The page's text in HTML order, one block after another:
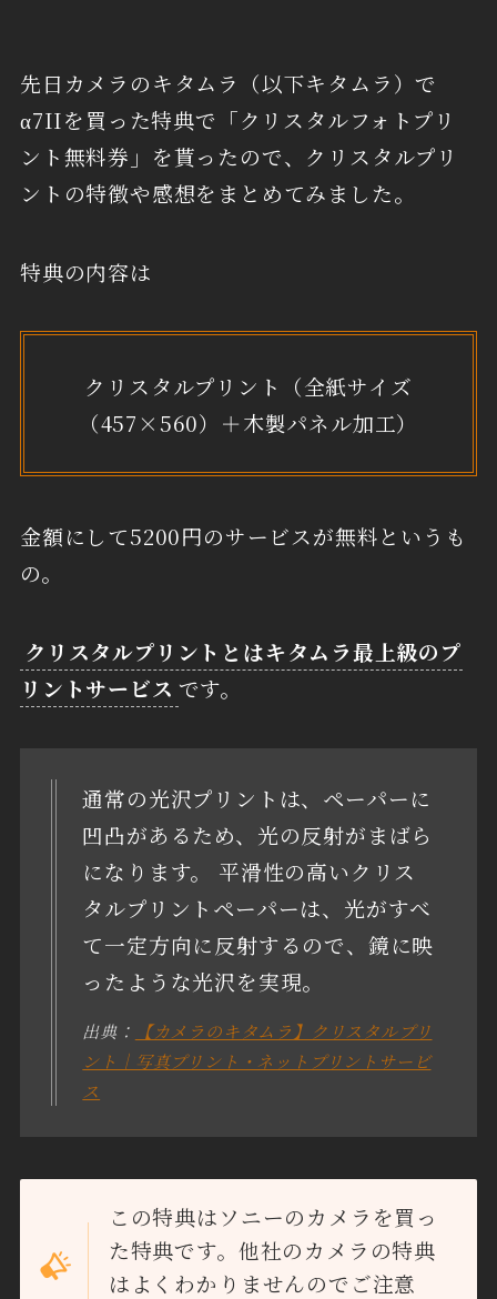
先日カメラのキタムラ（以下キタムラ）で
α7IIを買った特典で「クリスタルフォトプリ
ント無料券」を貰ったので、クリスタルプリ
ントの特徴や感想をまとめてみました。
特典の内容は
クリスタルプリント（全紙サイズ
（457×560）＋木製パネル加工）
金額にして5200円のサービスが無料というも
の。
クリスタルプリントとはキタムラ最上級のプ
リントサービス です。
通常の光沢プリントは、ペーパーに
凹凸があるため、光の反射がまばら
になります。 平滑性の高いクリス
タルプリントペーパーは、光がすべ
て一定方向に反射するので、鏡に映
ったような光沢を実現。
出典：
【カメラのキタムラ】クリスタルプリ
ント｜写真プリント・ネットプリントサービ
ス
この特典はソニーのカメラを買っ
た特典です。他社のカメラの特典
はよくわかりませんのでご注意